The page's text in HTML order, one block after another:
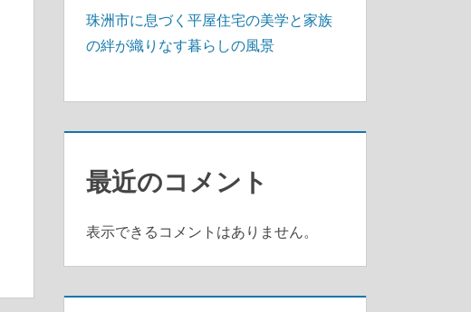
珠洲市に息づく平屋住宅の美学と家族
の絆が織りなす暮らしの風景
最近のコメント
表示できるコメントはありません。